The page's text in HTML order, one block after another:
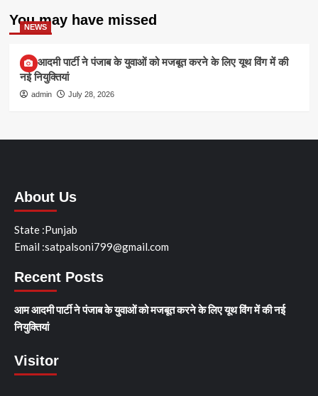
You may have missed
NEWS
आम आदमी पार्टी ने पंजाब के युवाओं को मजबूत करने के लिए यूथ विंग में की
नई नियुक्तियां
admin July 28, 2026
About Us
State :Punjab
Email :satpalsoni799@gmail.com
Recent Posts
आम आदमी पार्टी ने पंजाब के युवाओं को मजबूत करने के लिए यूथ विंग में की नई
नियुक्तियां
Visitor